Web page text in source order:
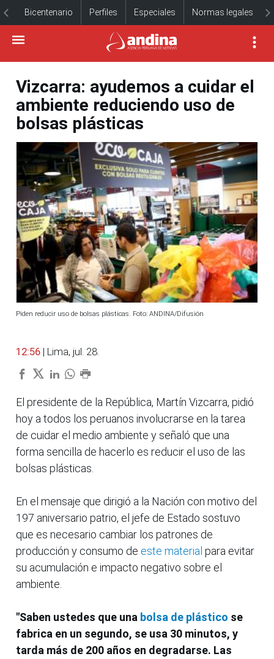
Bicentenario Perfiles Especiales Normas legales
Vizcarra: ayudemos a cuidar el
ambiente reduciendo uso de
bolsas plásticas
Piden reducir uso de bolsas plásticas. Foto: ANDINA/Difusión
12:56 | Lima, jul. 28.
El presidente de la República, Martín Vizcarra, pidió
hoy a todos los peruanos involucrarse en la tarea
de cuidar el medio ambiente y señaló que una
forma sencilla de hacerlo es reducir el uso de las
bolsas plásticas.
En el mensaje que dirigió a la Nación con motivo del
197 aniversario patrio, el jefe de Estado sostuvo
que es necesario cambiar los patrones de
producción y consumo de este material para evitar
su acumulación e impacto negativo sobre el
ambiente.
"Saben ustedes que una bolsa de plástico se
fabrica en un segundo, se usa 30 minutos, y
tarda más de 200 años en degradarse. Las